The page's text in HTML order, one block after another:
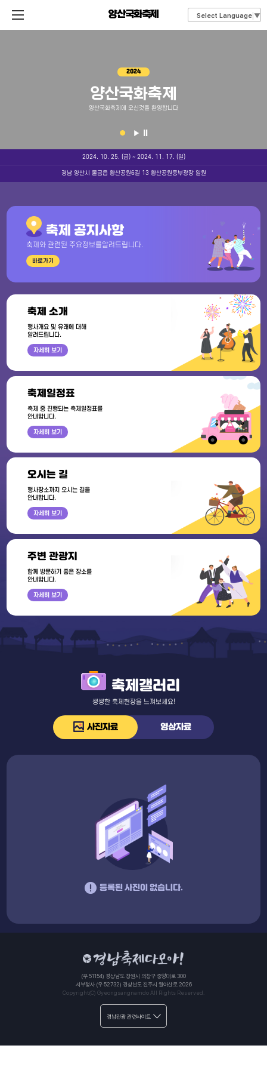
양산국화축제 Select Language ▼
2024
양산국화축제
양산국화축제에 오신것을 환영합니다
2024. 10. 25. (금) ~ 2024. 11. 17. (일)
경남 양산시 물금읍 황산공원6길 13 황산공원중부광장 일원
축제 공지사항
축제와 관련된 주요정보를알려드립니다.
바로가기
축제 소개
행사개요 및 유래에 대해
알려드립니다.
자세히 보기
축제일정표
축제 중 진행되는 축제일정표를
안내합니다.
자세히 보기
오시는 길
행사장소까지 오시는 길을
안내합니다.
자세히 보기
주변 관광지
함께 방문하기 좋은 장소를
안내합니다.
자세히 보기
축제갤러리
생생한 축제현장을 느껴보세요!
사진자료 영상자료
등록된 사진이 없습니다.
(우 51154) 경상남도 창원시 의창구 중앙대로 300
서부청사 (우 52732) 경상남도 진주시 월아산로 2026
Copyright(C) Gyeongsangnamdo All Rights Reserved.